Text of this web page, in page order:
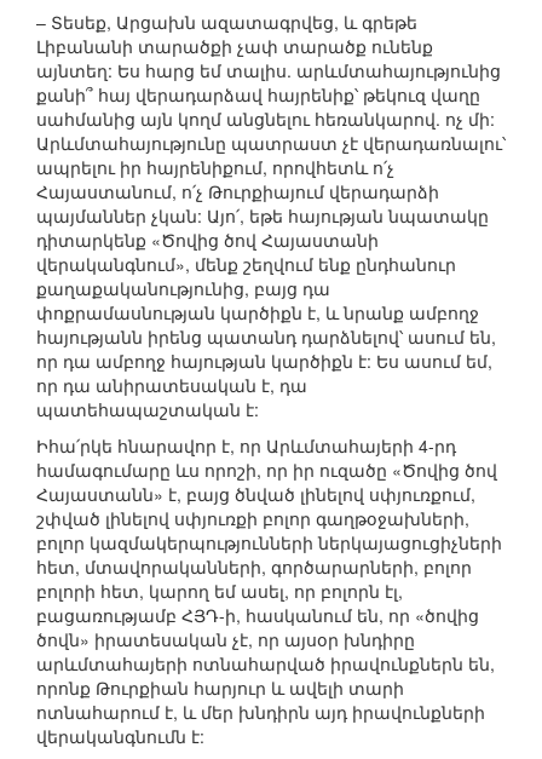
– Տեսեք, Արցախն ազատագրվեց, և գրեթե
Լիբանանի տարածքի չափ տարածք ունենք
այնտեղ: Ես հարց եմ տալիս. արևմտահայությունից
քանի՞ հայ վերադարձավ հայրենիք՝ թեկուզ վաղը
սահմանից այն կողմ անցնելու հեռանկարով. ոչ մի:
Արևմտահայությունը պատրաստ չէ վերադառնալու՝
ապրելու իր հայրենիքում, որովհետև ո՛չ
Հայաստանում, ո՛չ Թուրքիայում վերադարձի
պայմաններ չկան: Այո՛, եթե հայության նպատակը
դիտարկենք «Ծովից ծով Հայաստանի
վերականգնում», մենք շեղվում ենք ընդհանուր
քաղաքականությունից, բայց դա
փոքրամասնության կարծիքն է, և նրանք ամբողջ
հայությանն իրենց պատանդ դարձնելով՝ ասում են,
որ դա ամբողջ հայության կարծիքն է: Ես ասում եմ,
որ դա անիրատեսական է, դա
պատեհապաշտական է:
Իհա՛րկե հնարավոր է, որ Արևմտահայերի 4-րդ
համագումարը ևս որոշի, որ իր ուզածը «Ծովից ծով
Հայաստանն» է, բայց ծնված լինելով սփյուռքում,
շփված լինելով սփյուռքի բոլոր գաղթօջախների,
բոլոր կազմակերպությունների ներկայացուցիչների
հետ, մտավորականների, գործարարների, բոլոր
բոլորի հետ, կարող եմ ասել, որ բոլորն էլ,
բացառությամբ ՀՅԴ-ի, հասկանում են, որ «ծովից
ծովն» իրատեսական չէ, որ այսօր խնդիրը
արևմտահայերի ոտնահարված իրավունքներն են,
որոնք Թուրքիան հարյուր և ավելի տարի
ոտնահարում է, և մեր խնդիրն այդ իրավունքների
վերականգնումն է: